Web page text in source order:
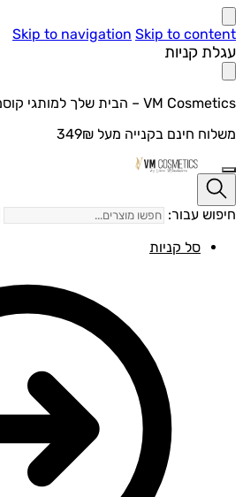
Skip to navigation Skip to content
עגלת קניות
VM Cosmetics – הבית שלך למותגי קוסמטיקה מובילים
משלוח חינם בקנייה מעל 349₪
חיפוש עבור:
סל קניות